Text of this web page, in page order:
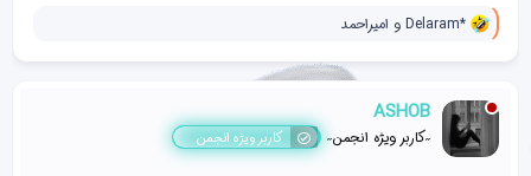
و
ک
ش‌
ه
ا
[
Delaram* و امیراحمد
ASHOB
˶⁠کاربر ویژه انجمن˶⁠ کاربر ویژه انجمن